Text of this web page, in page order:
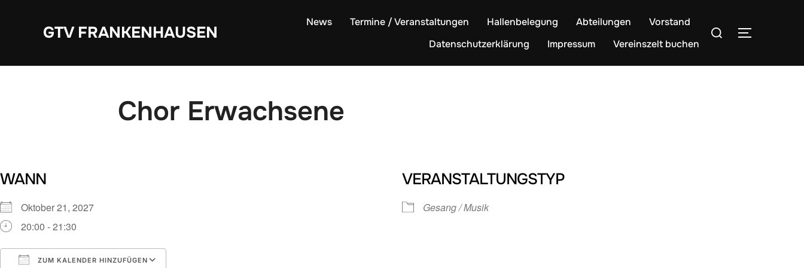
GTV FRANKENHAUSEN
News Termine / Veranstaltungen Hallenbelegung Abteilungen
Vorstand
Datenschutzerklärung
Impressum Vereinszelt buchen
Suchen
Chor Erwachsene
WANN
Oktober 21, 2027
20:00 - 21:30
ZUM KALENDER HINZUFÜGEN
VERANSTALTUNGSTYP
Gesang / Musik